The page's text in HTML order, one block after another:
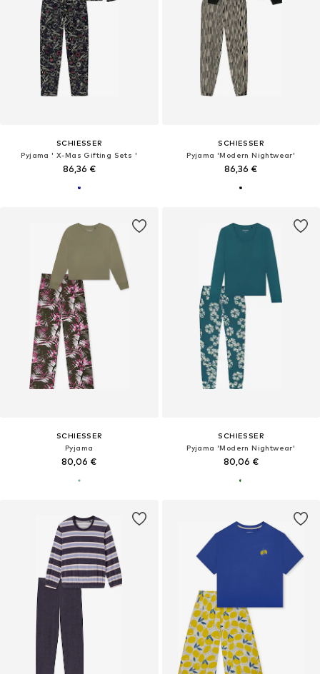
SCHIESSER
Pyjama ' X-Mas Gifting Sets '
86,36 €
SCHIESSER
Pyjama 'Modern Nightwear'
86,36 €
SCHIESSER
Pyjama
80,06 €
SCHIESSER
Pyjama 'Modern Nightwear'
80,06 €